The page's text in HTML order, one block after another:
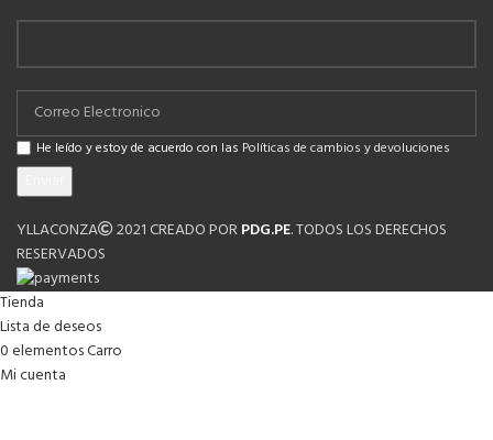
He leído y estoy de acuerdo con las Políticas de cambios y devoluciones
YLLACONZA 2021 CREADO PORPDG.PE. TODOS LOS DERECHOS
RESERVADOS
Tienda
Lista de deseos
0elementosCarro
Mi cuenta